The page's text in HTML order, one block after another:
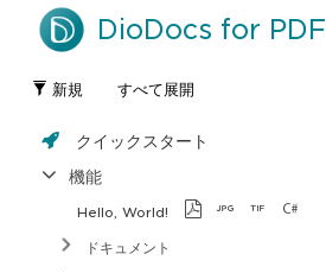
DioDocs for PDF
新規 すべて展開
クイックスタート
機能
Hello, World!
ドキュメント